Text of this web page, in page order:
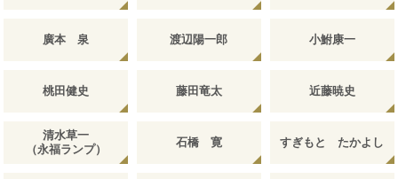
廣本 泉 渡辺陽一郎 小鮒康一
桃田健史 藤田竜太 近藤暁史
清水草一
（永福ランプ）
石橋 寛 すぎもと たかよし